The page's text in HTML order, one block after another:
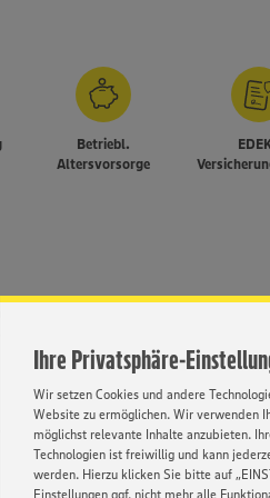
Ihre Privatsphäre-
Wir setzen Cookies und andere
Website zu ermöglichen. Wir verwenden
möglichst relevante Inhalte anzubieten.
Technologien ist freiwillig und kann
werden. Hierzu klicken Sie bitte auf
Einstellungen ggf. nicht mehr alle
Betriebl.
Altersvorsorge
nachhaltig über unser Online-
Schule; Berufsschule;